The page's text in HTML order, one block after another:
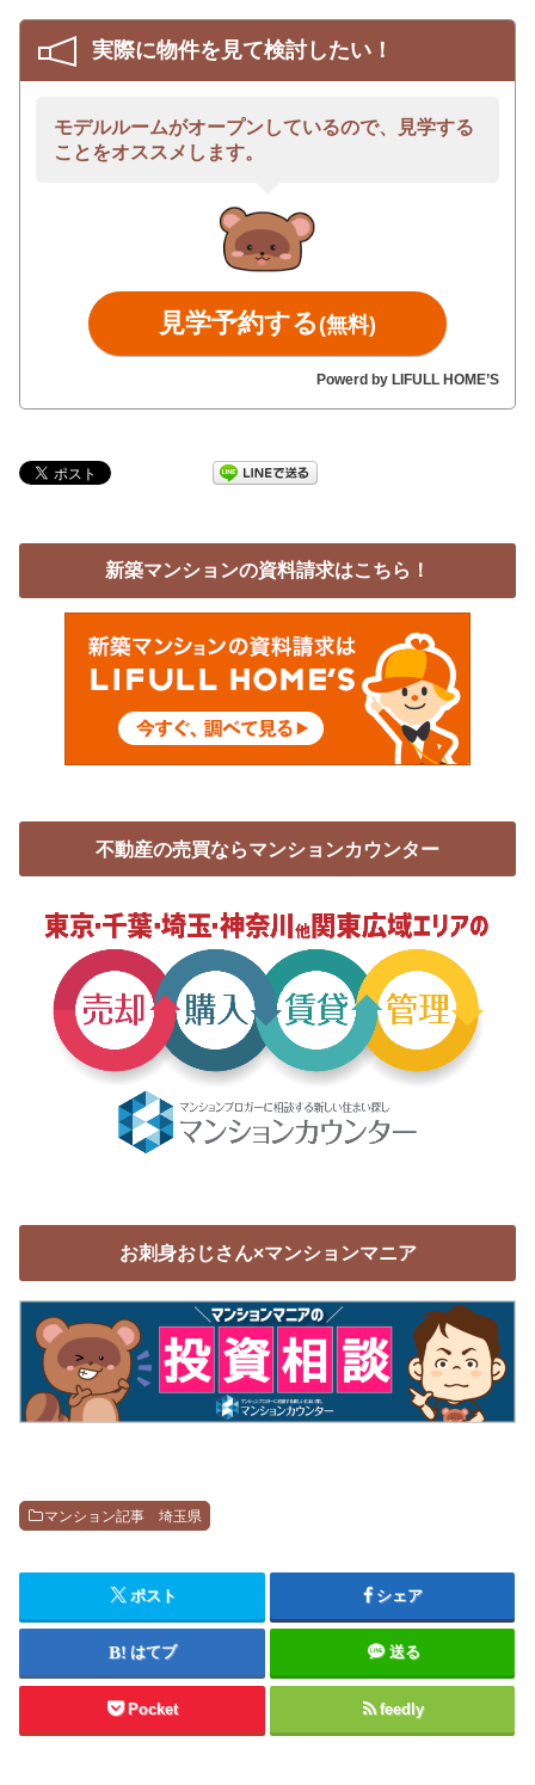
実際に物件を見て検討したい！
モデルルームがオープンしているので、見学する
ことをオススメします。
見学予約する(無料)
Powerd by LIFULL HOME’S
新築マンションの資料請求はこちら！
不動産の売買ならマンションカウンター
お刺身おじさん×マンションマニア
マンション記事 埼玉県
ポスト シェア
はてブ 送る
Pocket feedly